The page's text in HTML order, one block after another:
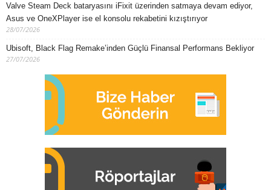
Valve Steam Deck bataryasını iFixit üzerinden satmaya devam ediyor,
Asus ve OneXPlayer ise el konsolu rekabetini kızıştırıyor
28/07/2026
Ubisoft, Black Flag Remake’inden Güçlü Finansal Performans Bekliyor
27/07/2026